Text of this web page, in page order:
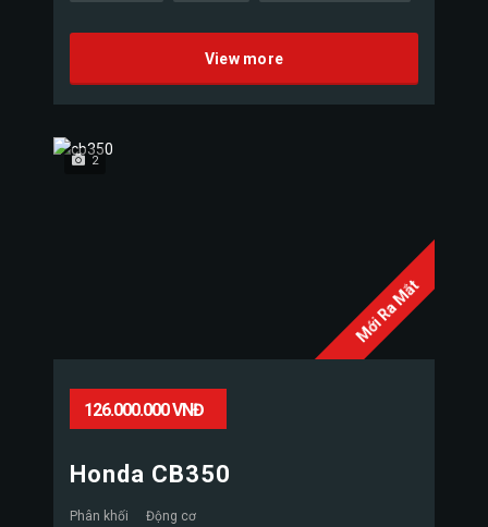
View more
Mới Ra Mắt
2
126.000.000 VNĐ
Honda CB350
Phân khối Động cơ